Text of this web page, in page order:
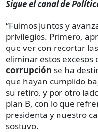
Sigue el canal de
“Fuimos juntos y
privilegios. Primero,
que ver con recortar
eliminar estos excesos
corrupción se ha
que hayan cumplido
su retiro, y por otro
plan B, con lo que
presidenta y nuestro
sostuvo.